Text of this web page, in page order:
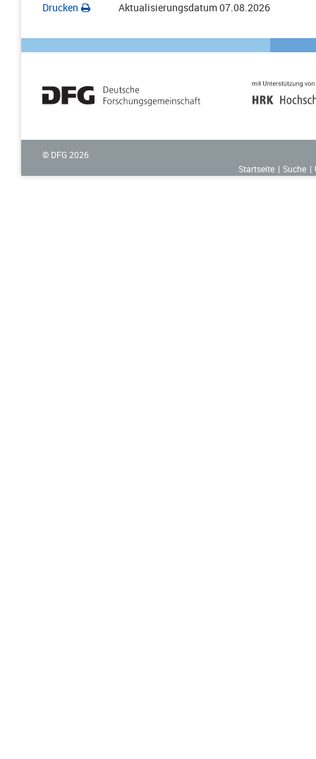
Drucken Aktualisierungsdatum07.08.2026
© DFG 2026
Startseite
Suche